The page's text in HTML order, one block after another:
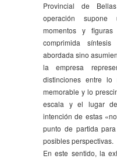
Provincial de
operación
momentos y
comprimida
abordada sino
la empresa
distinciones entre
memorable y lo
escala y el lugar
intención de estas
punto de partida
posibles perspectivas.
En este sentido, la